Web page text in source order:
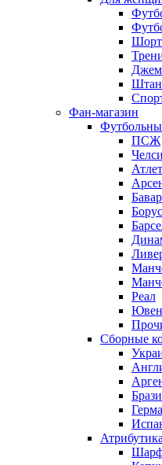
Фан-магазин
ПСЖ
Челси
Реал
Сборные